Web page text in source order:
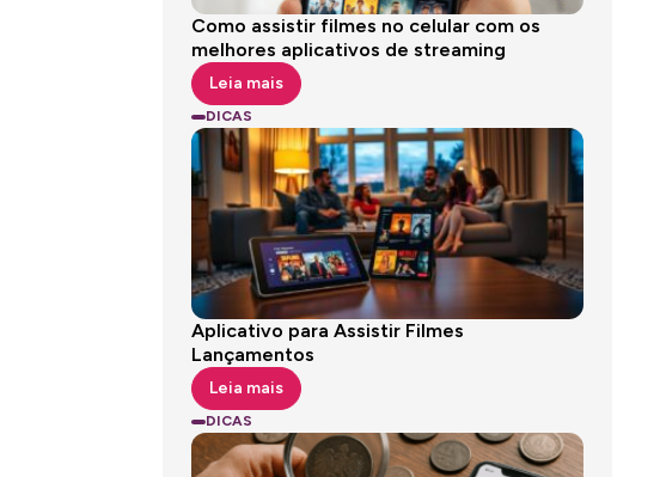
Como assistir filmes no celular com os
melhores aplicativos de streaming
Leia mais
DICAS
Aplicativo para Assistir Filmes
Lançamentos
Leia mais
DICAS